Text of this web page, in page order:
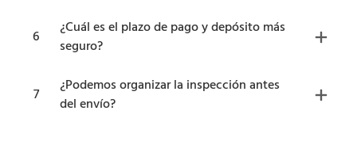
6
¿Cuál es el plazo de pago y depósito más
seguro?
7
¿Podemos organizar la inspección antes
del envío?